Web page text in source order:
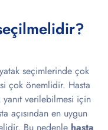
seçimlerinde çok
çok önemlidir. Hasta
yanıt verilebilmesi için
açısından en uygun